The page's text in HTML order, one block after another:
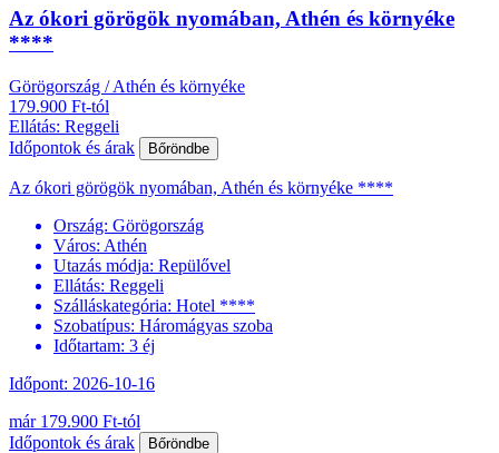
Az ókori görögök nyomában, Athén és környéke
****
Görögország / Athén és környéke
179.900 Ft-tól
Ellátás: Reggeli
Időpontok és árak
Bőröndbe
Az ókori görögök nyomában, Athén és környéke ****
Ország: Görögország
Város: Athén
Utazás módja: Repülővel
Ellátás: Reggeli
Szálláskategória: Hotel ****
Szobatípus: Háromágyas szoba
Időtartam: 3 éj
Időpont: 2026-10-16
már 179.900 Ft-tól
Időpontok és árak
Bőröndbe